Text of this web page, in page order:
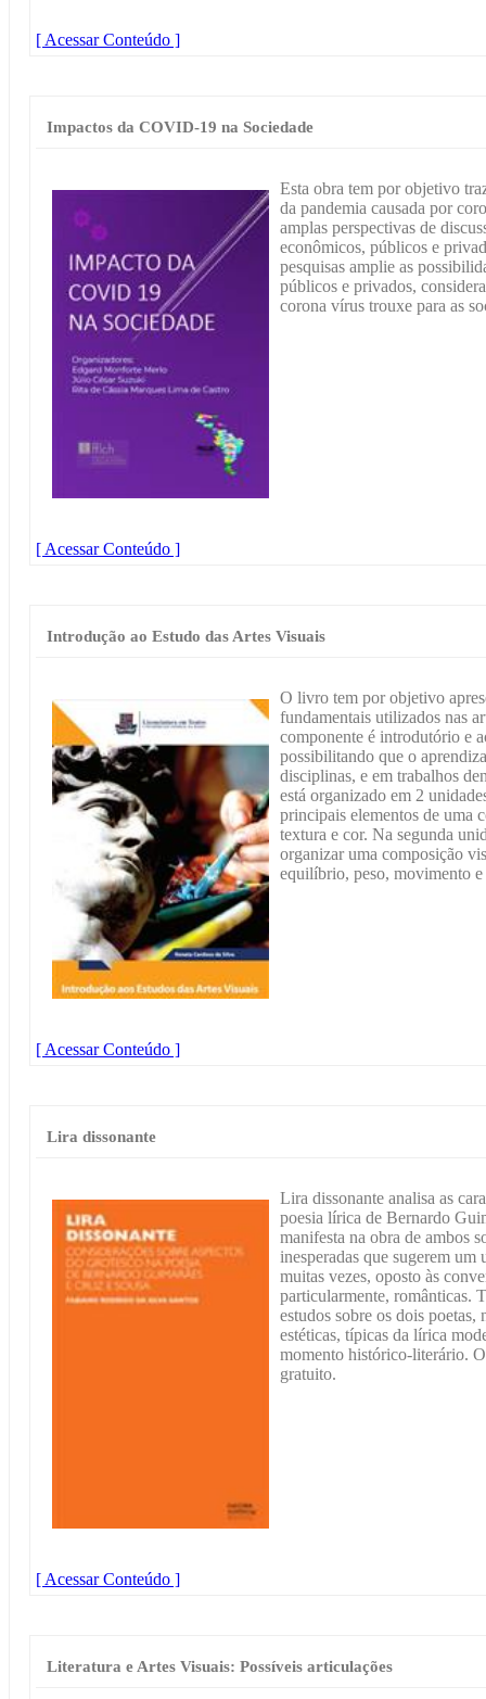
[ Acessar Conteúdo ]
Impactos da COVID-19 na Sociedade
Esta obra tem por objetivo
da pandemia causada por
amplas perspectivas de
econômicos, públicos e
pesquisas amplie as
públicos e privados,
corona vírus trouxe para as
[ Acessar Conteúdo ]
Introdução ao Estudo das Artes Visuais
O livro tem por objetivo
fundamentais utilizados nas
componente é introdutório e
possibilitando que o
disciplinas, e em trabalhos
está organizado em 2
principais elementos de uma
textura e cor. Na segunda
organizar uma composição
equilíbrio, peso, movimento e
[ Acessar Conteúdo ]
Lira dissonante
Lira dissonante analisa as
poesia lírica de Bernardo
manifesta na obra de ambos
inesperadas que sugerem
muitas vezes, oposto às
particularmente, românticas.
estudos sobre os dois poetas,
estéticas, típicas da lírica
momento histórico-literário.
gratuito.
[ Acessar Conteúdo ]
Literatura e Artes Visuais: Possíveis articulações